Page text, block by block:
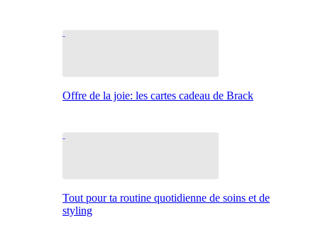
Offre de la joie: les cartes cadeau de Brack
Tout pour ta routine quotidienne de soins et de
styling